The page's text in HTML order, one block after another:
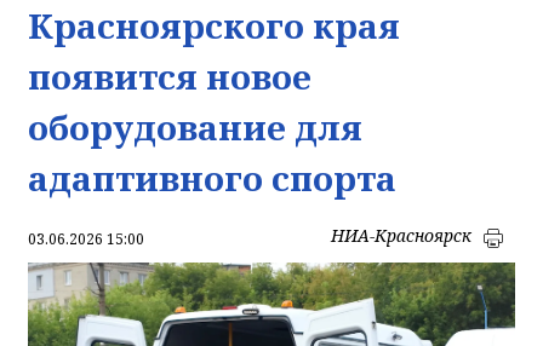
Красноярского края
появится новое
оборудование для
адаптивного спорта
03.06.2026 15:00 НИА-Красноярск